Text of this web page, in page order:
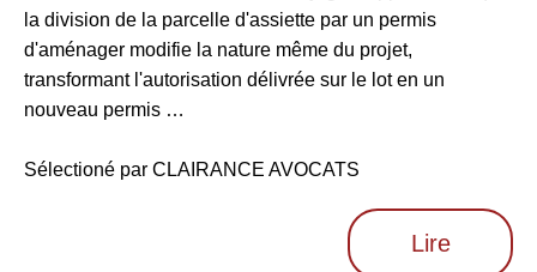
la division de la parcelle d'assiette par un permis
d'aménager modifie la nature même du projet,
transformant l'autorisation délivrée sur le lot en un
nouveau permis …
Sélectioné par CLAIRANCE AVOCATS
Lire